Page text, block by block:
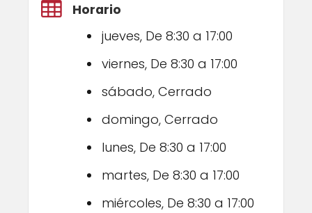
Horario
jueves, De 8:30 a 17:00
viernes, De 8:30 a 17:00
sábado, Cerrado
domingo, Cerrado
lunes, De 8:30 a 17:00
martes, De 8:30 a 17:00
miércoles, De 8:30 a 17:00